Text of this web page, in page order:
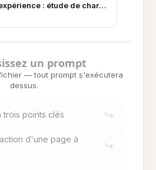
: étude de charge cognitive
un prompt
— tout prompt s'exécutera
dessus.
trois points clés
d'une page à